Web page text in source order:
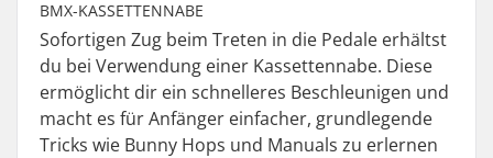
BMX-KASSETTENNABE
Sofortigen Zug beim Treten in die Pedale erhältst
du bei Verwendung einer Kassettennabe. Diese
ermöglicht dir ein schnelleres Beschleunigen und
macht es für Anfänger einfacher, grundlegende
Tricks wie Bunny Hops und Manuals zu erlernen